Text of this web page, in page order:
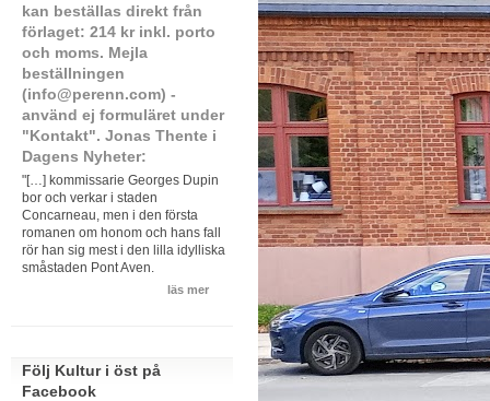
kan beställas direkt från
förlaget: 214 kr inkl. porto
och moms. Mejla
beställningen
(info@perenn.com) -
använd ej formuläret under
"Kontakt". Jonas Thente i
Dagens Nyheter:
"[…] kommissarie Georges Dupin
bor och verkar i staden
Concarneau, men i den första
romanen om honom och hans fall
rör han sig mest i den lilla idylliska
småstaden Pont Aven.
läs mer
Följ Kultur i öst på
Facebook